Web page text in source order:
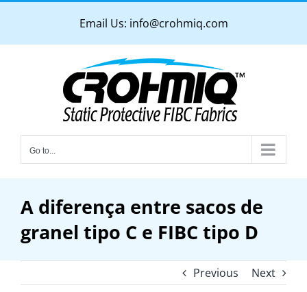
content
Email Us: info@crohmiq.com
Go to...
A diferença entre sacos de
granel tipo C e FIBC tipo D
Previous Next